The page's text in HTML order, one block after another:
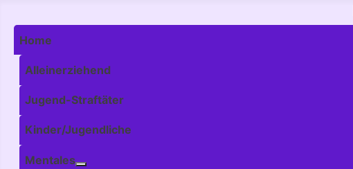
Home
Alleinerziehend
Jugend-Straftäter
Kinder/Jugendliche
Mentales